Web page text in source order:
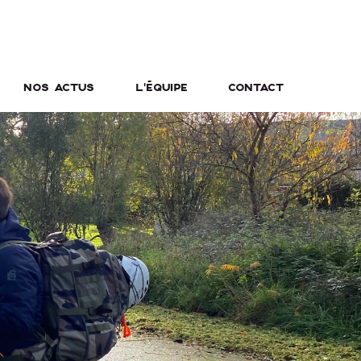
NOS ACTUS L’ÉQUIPE CONTACT